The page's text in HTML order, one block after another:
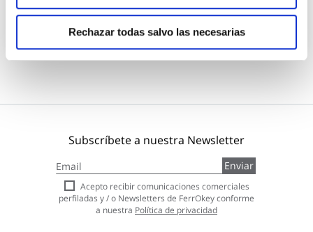
Rechazar todas salvo las necesarias
Subscríbete a nuestra Newsletter
a
nuestro
boletín
de
Enviar
Acepto recibir comunicaciones comerciales
perfiladas y / o Newsletters de FerrOkey conforme
a nuestra Política de privacidad